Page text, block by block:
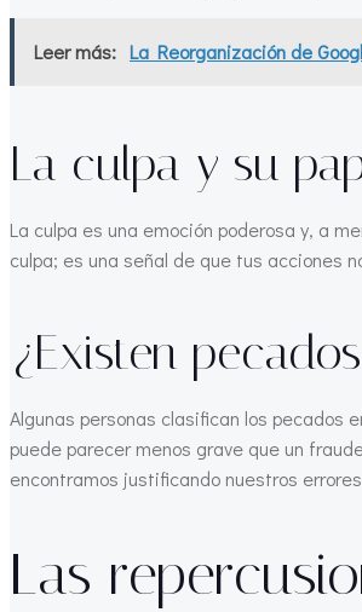
Leer más: La Reorganización de
La culpa y su
La culpa es una emoción poderosa y, a
culpa; es una señal de que tus acciones
¿Existen
Algunas personas clasifican los pecados
puede parecer menos grave que un
encontramos justificando nuestros
Las